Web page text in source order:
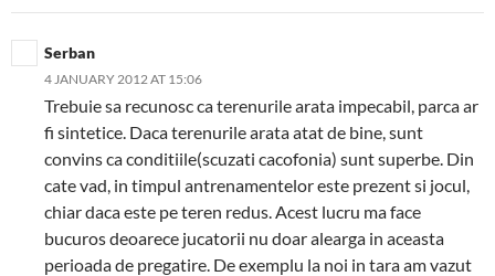
Serban
4 JANUARY 2012 AT 15:06
Trebuie sa recunosc ca terenurile arata impecabil, parca ar
fi sintetice. Daca terenurile arata atat de bine, sunt
convins ca conditiile(scuzati cacofonia) sunt superbe. Din
cate vad, in timpul antrenamentelor este prezent si jocul,
chiar daca este pe teren redus. Acest lucru ma face
bucuros deoarece jucatorii nu doar alearga in aceasta
perioada de pregatire. De exemplu la noi in tara am vazut